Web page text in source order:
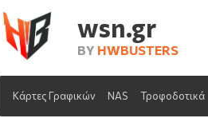
wsn.gr
BY HWBUSTERS
Κάρτες Γραφικών NAS Τροφοδοτικά